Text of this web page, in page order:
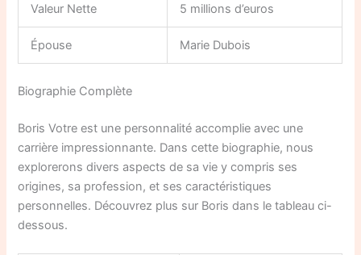
Valeur Nette 5 millions d’euros
Épouse Marie Dubois
Biographie Complète
Boris Votre est une personnalité accomplie avec une
carrière impressionnante. Dans cette biographie, nous
explorerons divers aspects de sa vie y compris ses
origines, sa profession, et ses caractéristiques
personnelles. Découvrez plus sur Boris dans le tableau ci-
dessous.